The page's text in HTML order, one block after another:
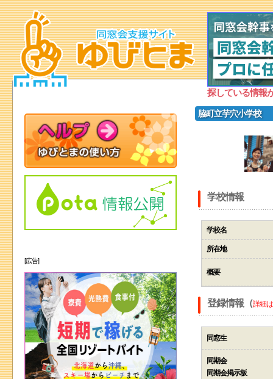
探している情報
脇町立芋穴小学校
学校情報
学校名
所在地
概要
登録情報（詳細
同窓生
同期会
同期会掲示板
[広告]